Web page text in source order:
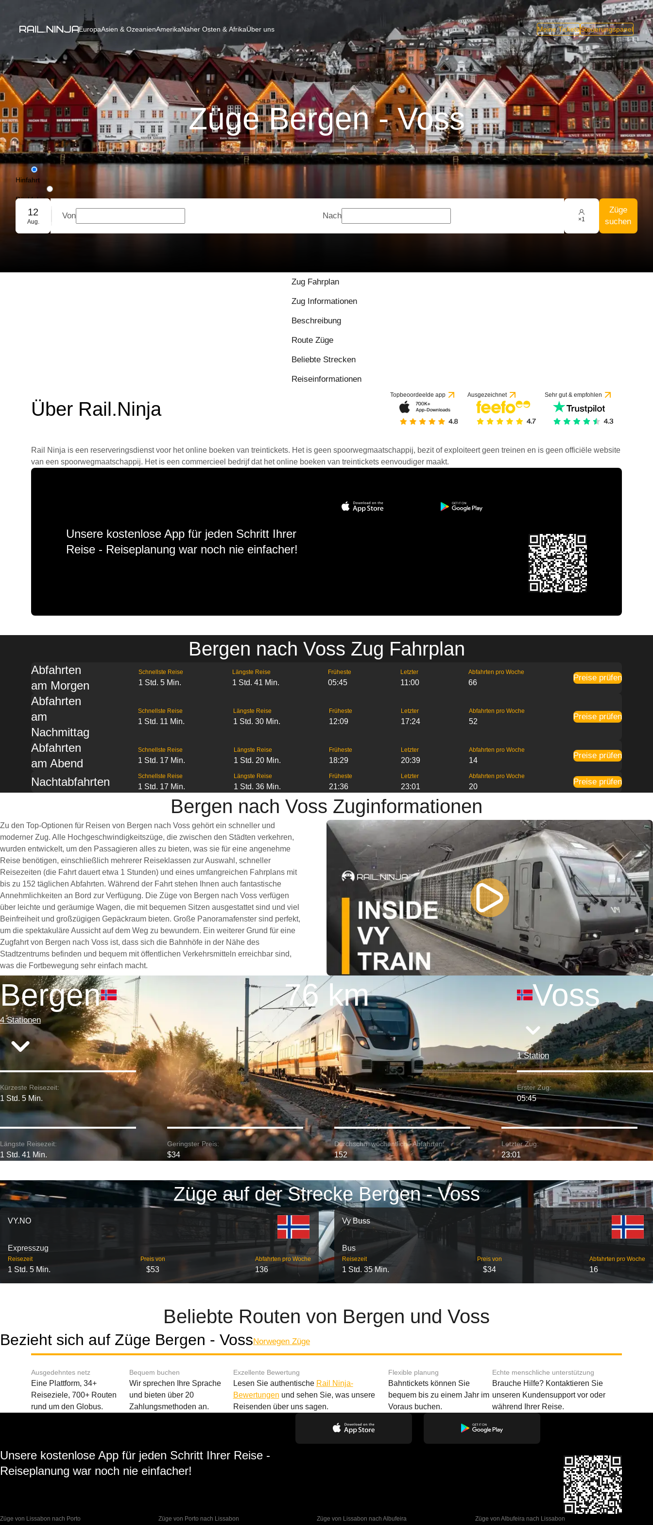
EuropaAsien & OzeanienAmerikaNaher Osten & AfrikaÜber uns Meine TicketsSteuerungspanel
Züge Bergen - Voss
Hinfahrt
Rückfahrt
Gruppenbuchung
12
Aug.
Von Nach ×1
Züge
suchen
Zug Fahrplan
Zug Informationen
Beschreibung
Route Züge
Beliebte Strecken
Reiseinformationen
Über Rail.Ninja
Topbeoordeelde app Ausgezeichnet Sehr gut & empfohlen
Rail Ninja is een reserveringsdienst voor het online boeken van treintickets. Het is geen spoorwegmaatschappij, bezit of exploiteert geen treinen en is geen officiële website
van een spoorwegmaatschappij. Het is een commercieel bedrijf dat het online boeken van treintickets eenvoudiger maakt.
Unsere kostenlose App für jeden Schritt Ihrer
Reise - Reiseplanung war noch nie einfacher!
Bergen nach Voss Zug Fahrplan
Abfahrten
am Morgen
Schnellste Reise
1 Std. 5 Min.
Längste Reise
1 Std. 41 Min.
Früheste
05:45
Letzter
11:00
Abfahrten pro Woche
66
Preise prüfen
Abfahrten
am
Nachmittag
Schnellste Reise
1 Std. 11 Min.
Längste Reise
1 Std. 30 Min.
Früheste
12:09
Letzter
17:24
Abfahrten pro Woche
52
Preise prüfen
Abfahrten
am Abend
Schnellste Reise
1 Std. 17 Min.
Längste Reise
1 Std. 20 Min.
Früheste
18:29
Letzter
20:39
Abfahrten pro Woche
14
Preise prüfen
Nachtabfahrten Schnellste Reise
1 Std. 17 Min.
Längste Reise
1 Std. 36 Min.
Früheste
21:36
Letzter
23:01
Abfahrten pro Woche
20
Preise prüfen
Bergen nach Voss Zuginformationen
Zu den Top-Optionen für Reisen von Bergen nach Voss gehört ein schneller und
moderner Zug. Alle Hochgeschwindigkeitszüge, die zwischen den Städten verkehren,
wurden entwickelt, um den Passagieren alles zu bieten, was sie für eine angenehme
Reise benötigen, einschließlich mehrerer Reiseklassen zur Auswahl, schneller
Reisezeiten (die Fahrt dauert etwa 1 Stunden) und eines umfangreichen Fahrplans mit
bis zu 152 täglichen Abfahrten. Während der Fahrt stehen Ihnen auch fantastische
Annehmlichkeiten an Bord zur Verfügung. Die Züge von Bergen nach Voss verfügen
über leichte und geräumige Wagen, die mit bequemen Sitzen ausgestattet sind und viel
Beinfreiheit und großzügigen Gepäckraum bieten. Große Panoramafenster sind perfekt,
um die spektakuläre Aussicht auf dem Weg zu bewundern. Ein weiterer Grund für eine
Zugfahrt von Bergen nach Voss ist, dass sich die Bahnhöfe in der Nähe des
Stadtzentrums befinden und bequem mit öffentlichen Verkehrsmitteln erreichbar sind,
was die Fortbewegung sehr einfach macht.
Bergen
4 Stationen
76 km Voss
1 Station
Kürzeste Reisezeit:
1 Std. 5 Min.
Erster Zug:
05:45
Längste Reisezeit:
1 Std. 41 Min.
Geringster Preis:
$34
Durchschn. wöchentliche Abfahrten:
152
Letzter Zug:
23:01
Züge auf der Strecke Bergen - Voss
VY.NO
Expresszug
Reisezeit
1 Std. 5 Min.
Preis von
$53
Abfahrten pro Woche
136
Vy Buss
Bus
Reisezeit
1 Std. 35 Min.
Preis von
$34
Abfahrten pro Woche
16
Beliebte Routen von Bergen und Voss
9.2 / 10 basierend auf 50 Bewertungen
Bezieht sich auf Züge Bergen - VossNorwegen Züge
Ausgedehntes netz
Eine Plattform, 34+
Reiseziele, 700+ Routen
rund um den Globus.
Bequem buchen
Wir sprechen Ihre Sprache
und bieten über 20
Zahlungsmethoden an.
Exzellente Bewertung
Lesen Sie authentische Rail Ninja-
Bewertungen und sehen Sie, was unsere
Reisenden über uns sagen.
Flexible planung
Bahntickets können Sie
bequem bis zu einem Jahr im
Voraus buchen.
Echte menschliche unterstützung
Brauche Hilfe? Kontaktieren Sie
unseren Kundensupport vor oder
während Ihrer Reise.
Unsere kostenlose App für jeden Schritt Ihrer Reise -
Reiseplanung war noch nie einfacher!
Züge von Lissabon nach Porto Züge von Porto nach Lissabon Züge von Lissabon nach Albufeira Züge von Albufeira nach Lissabon